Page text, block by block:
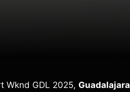
Wknd GDL 2025, Guadalajara